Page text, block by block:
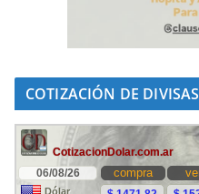
COTIZACIÓN DE DIVISAS